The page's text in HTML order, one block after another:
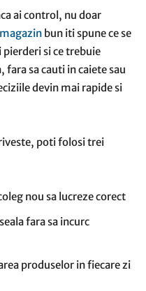
ai control, nu doar
bun iti spune ce se
pierderi si ce trebuie
sa cauti in caiete sau
devin mai rapide si
poti folosi trei
nou sa lucreze corect
fara sa incurc
produselor in fiecare zi